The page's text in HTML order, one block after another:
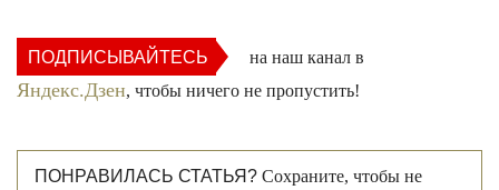
ПОДПИСЫВАЙТЕСЬ на наш канал в
Яндекс.Дзен, чтобы ничего не пропустить!
ПОНРАВИЛАСЬ СТАТЬЯ? Сохраните, чтобы не